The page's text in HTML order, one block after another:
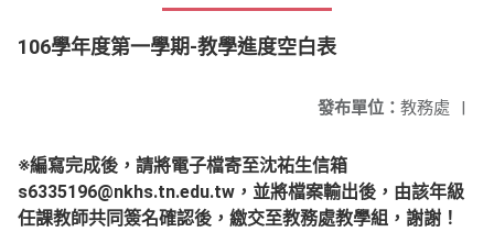
106學年度第一學期-教學進度空白表
發布單位： 教務處 |
※編寫完成後，請將電子檔寄至沈祐生信箱
s6335196@nkhs.tn.edu.tw ，並將檔案輸出後，由該年級
任課教師共同簽名確認後，繳交至教務處教學組，謝謝！